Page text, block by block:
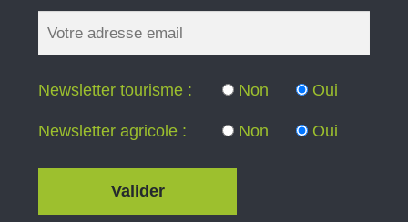
Newsletter tourisme : Non Oui
Newsletter agricole : Non Oui